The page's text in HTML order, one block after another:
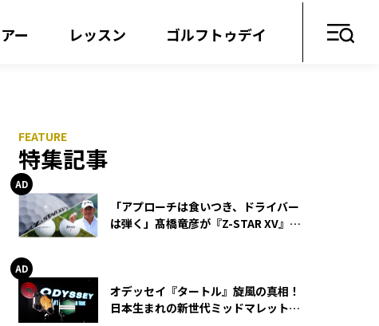
ー レッスン ゴルフトゥデイ
特集記事
「アプローチは食いつき、ドライバー
は弾く」髙橋竜彦が『Z-STAR XV』を
オデッセイ『タートル』旋風の真相！
日本生まれの新世代ミッドマレットが